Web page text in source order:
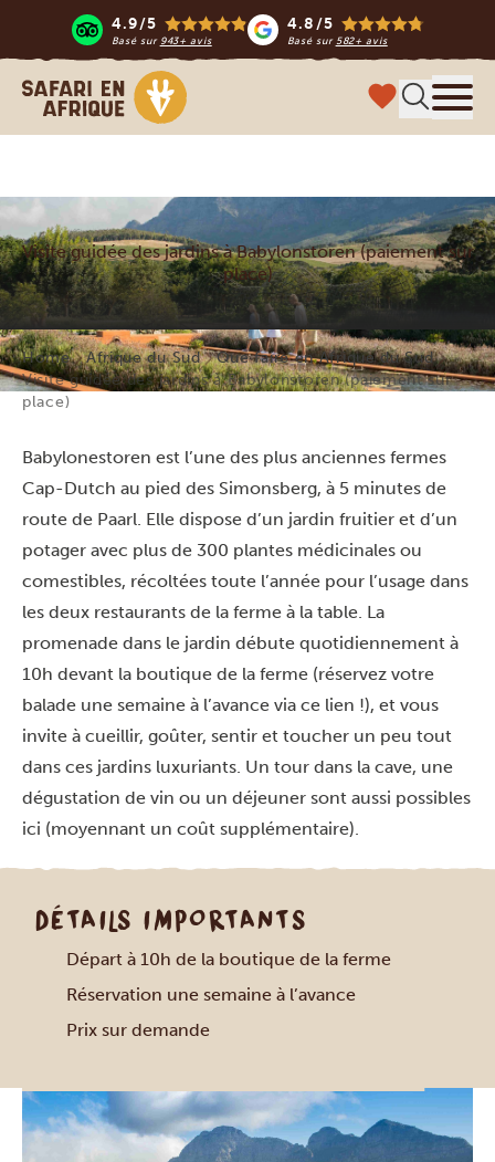
4.9/5
Basé sur 943+ avis
4.8/5
Basé sur 582+ avis
Safari en Afrique
Visite guidée des jardins à Babylonstoren (paiement sur
place)
Home Afrique du Sud
Que faire en Afrique du Sud
Visite guidée des jardins à Babylonstoren (paiement sur
place)
Babylonestoren est l’une des plus anciennes fermes
Cap-Dutch au pied des Simonsberg, à 5 minutes de
route de Paarl. Elle dispose d’un jardin fruitier et d’un
potager avec plus de 300 plantes médicinales ou
comestibles, récoltées toute l’année pour l’usage dans
les deux restaurants de la ferme à la table. La
promenade dans le jardin débute quotidiennement à
10h devant la boutique de la ferme (réservez votre
balade une semaine à l’avance via ce lien !), et vous
invite à cueillir, goûter, sentir et toucher un peu tout
dans ces jardins luxuriants. Un tour dans la cave, une
dégustation de vin ou un déjeuner sont aussi possibles
ici (moyennant un coût supplémentaire).
DÉTAILS IMPORTANTS
Départ à 10h de la boutique de la ferme
Réservation une semaine à l’avance
Prix sur demande